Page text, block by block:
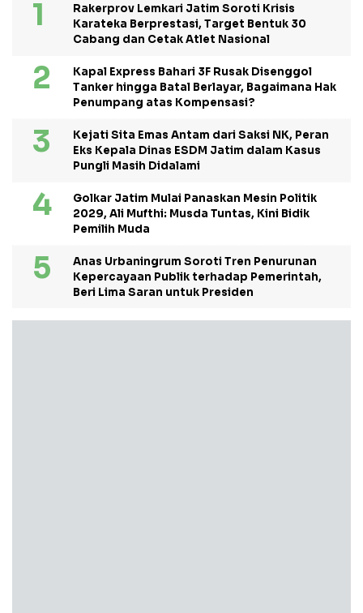
Rakerprov Lemkari Jatim Soroti Krisis
Karateka Berprestasi, Target Bentuk 30
Cabang dan Cetak Atlet Nasional
Kapal Express Bahari 3F Rusak Disenggol
Tanker hingga Batal Berlayar, Bagaimana Hak
Penumpang atas Kompensasi?
Kejati Sita Emas Antam dari Saksi NK, Peran
Eks Kepala Dinas ESDM Jatim dalam Kasus
Pungli Masih Didalami
Golkar Jatim Mulai Panaskan Mesin Politik
2029, Ali Mufthi: Musda Tuntas, Kini Bidik
Pemilih Muda
Anas Urbaningrum Soroti Tren Penurunan
Kepercayaan Publik terhadap Pemerintah,
Beri Lima Saran untuk Presiden